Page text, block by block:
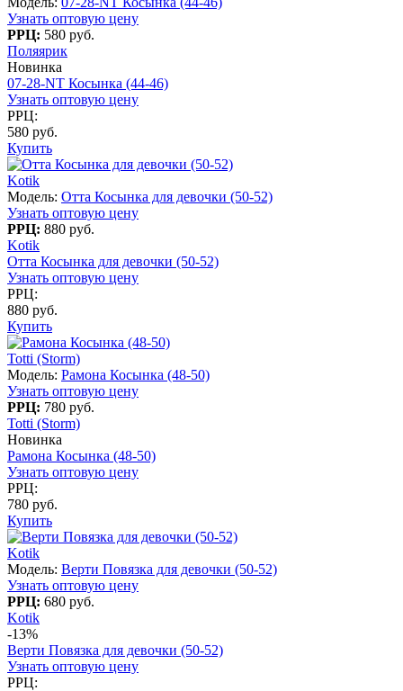
Узнать оптовую цену
РРЦ: 580 руб.
Поляярик
Новинка
07-28-NT Косынка (44-46)
Узнать оптовую цену
РРЦ:
580 руб.
Купить
Kotik
Модель: Отта Косынка для девочки (50-52)
Узнать оптовую цену
РРЦ: 880 руб.
Kotik
Отта Косынка для девочки (50-52)
Узнать оптовую цену
РРЦ:
880 руб.
Купить
Totti (Storm)
Модель: Рамона Косынка (48-50)
Узнать оптовую цену
РРЦ: 780 руб.
Totti (Storm)
Новинка
Рамона Косынка (48-50)
Узнать оптовую цену
РРЦ:
780 руб.
Купить
Kotik
Модель: Верти Повязка для девочки (50-52)
Узнать оптовую цену
РРЦ: 680 руб.
Kotik
-13%
Верти Повязка для девочки (50-52)
Узнать оптовую цену
РРЦ: